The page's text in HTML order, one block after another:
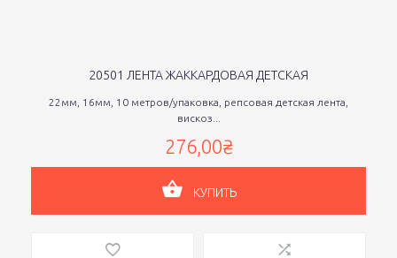
20501 ЛЕНТА ЖАККАРДОВАЯ ДЕТСКАЯ
22мм, 16мм, 10 метров/упаковка, репсовая детская лента,
вискоз...
276,00₴
КУПИТЬ